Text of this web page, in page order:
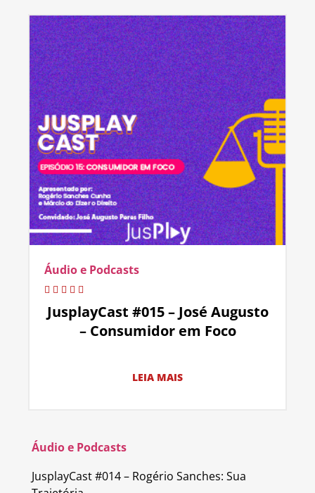
Áudio e Podcasts
JusplayCast #015 – José Augusto
– Consumidor em Foco
LEIA MAIS
Áudio e Podcasts
JusplayCast #014 – Rogério Sanches: Sua